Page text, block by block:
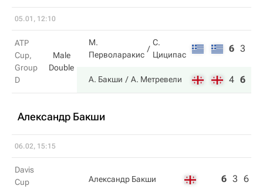
05.01, 12:10
ATP
Cup,
Group
D
Male
Double
М.
Перволаракис
С.
Циципас
6 3
А. Бакши А. Метревели 4 6
Александр Бакши
06.02, 15:15
Davis
Cup
Александр Бакши 6 3 6